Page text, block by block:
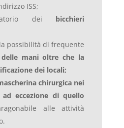
ISS;
dei bicchieri
possibilità di frequente
delle mani oltre che la
dei locali;
chirurgica nei
eccezione di quello
alle attività